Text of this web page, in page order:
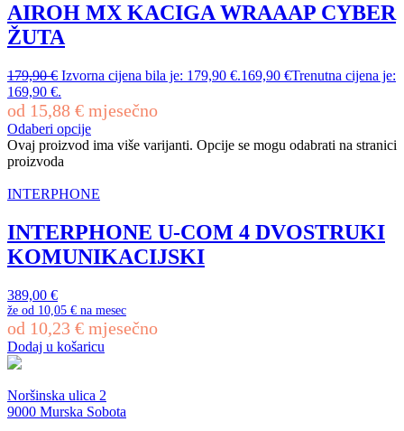
AIROH MX KACIGA WRAAAP CYBER
ŽUTA
179,90€ Izvorna cijena bila je: 179,90 €.169,90 €Trenutna cijena je:
169,90 €.
od 15,88 € mjesečno
Odaberi opcije
Ovaj proizvod ima više varijanti. Opcije se mogu odabrati na stranici
proizvoda
INTERPHONE
INTERPHONE U-COM 4 DVOSTRUKI
KOMUNIKACIJSKI
389,00 €
že od 10,05 € na mesec
od 10,23 € mjesečno
Dodaj u košaricu
Noršinska ulica 2
9000 Murska Sobota